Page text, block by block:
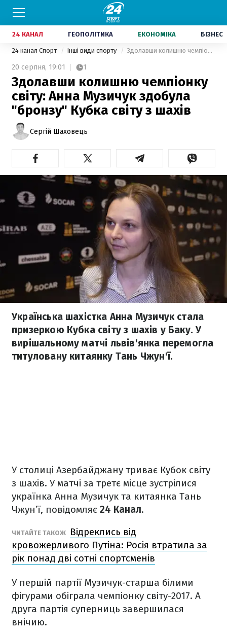
24 КАНАЛ ГЕОПОЛІТИКА ЕКОНОМІКА БІЗНЕС
24 канал Спорт Інші види спорту Здолавши колишню чемпіонку світу: Анна Музичук здобула "бронзу" Кубка світу з шахів
20 серпня, 19:01 1
Здолавши колишню чемпіонку
світу: Анна Музичук здобула
"бронзу" Кубка світу з шахів
Сергій Шаховець
Українська шахістка Анна Музичук стала
призеркою Кубка світу з шахів у Баку. У
вирішальному матчі львів'янка перемогла
титуловану китаянку Тань Чжун'ї.
У столиці Азербайджану триває Кубок світу
з шахів. У матчі за третє місце зустрілися
українка Анна Музичук та китаянка Тань
Чжун’ї, повідомляє 24 Канал.
ЧИТАЙТЕ ТАКОЖ
Відреклись від
кровожерливого Путіна: Росія втратила за
рік понад дві сотні спортсменів
У першій партії Музичук-старша білими
фігурами обіграла чемпіонку світу-2017. А
друга партія суперниць завершилася
внічию.